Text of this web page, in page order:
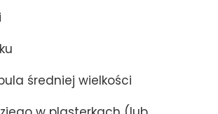
średniej wielkości